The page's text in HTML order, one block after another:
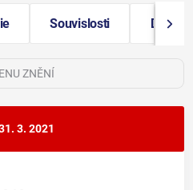
Souvislosti Další
ZNĚNÍ
3. 2021